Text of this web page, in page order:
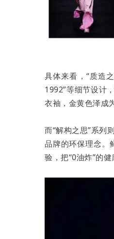
具体来看，“质造
1992”等细节设计
衣袖，金黄色泽成
而“解构之思”系列
品牌的环保理念。
验，把“0油炸”的